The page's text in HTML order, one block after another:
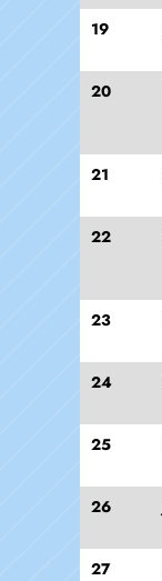
19
20
21
22
23
24
25
26
27